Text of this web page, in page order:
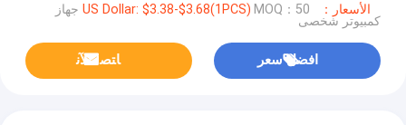
الأسعار：US Dollar: $3.38-$3.68(1PCS) MOQ：50 جهاز
كمبيوتر شخصى
افضل سعر ﺎﺘﺼﻟ ﺍﻶﻧ